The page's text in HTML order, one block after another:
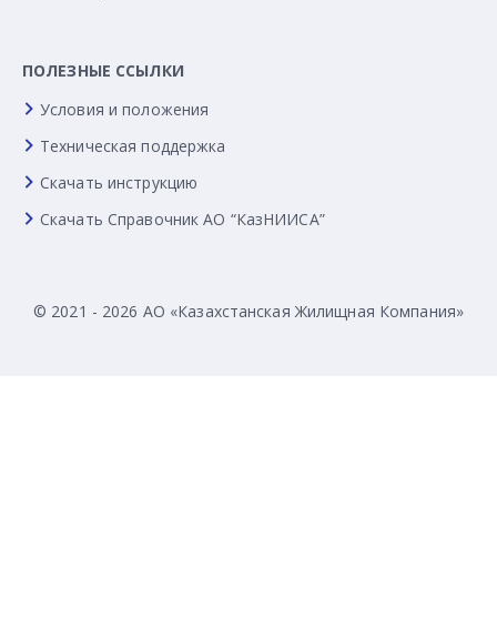
ПОЛЕЗНЫЕ ССЫЛКИ
Условия и положения
Техническая поддержка
Скачать инструкцию
Скачать Справочник АО “КазНИИСА”
© 2021 - 2026 АО «Казахстанская Жилищная Компания»